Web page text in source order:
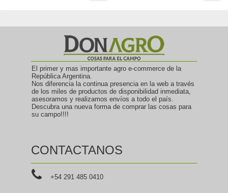
El primer y mas importante agro e-commerce de la
República Argentina.
Nos diferencia la continua presencia en la web a través
de los miles de productos de disponibilidad inmediata,
asesoramos y realizamos envíos a todo el país.
Descubra una nueva forma de comprar las cosas para
su campo!!!!
CONTACTANOS
+54 291 485 0410